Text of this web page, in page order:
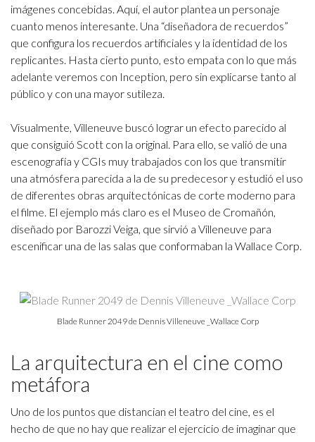
imágenes concebidas. Aquí, el autor plantea un personaje
cuanto menos interesante. Una “diseñadora de recuerdos”
que configura los recuerdos artificiales y la identidad de los
replicantes. Hasta cierto punto, esto empata con lo que más
adelante veremos con Inception, pero sin explicarse tanto al
público y con una mayor sutileza.
Visualmente, Villeneuve buscó lograr un efecto parecido al
que consiguió Scott con la original. Para ello, se valió de una
escenografía y CGIs muy trabajados con los que transmitir
una atmósfera parecida a la de su predecesor y estudió el uso
de diferentes obras arquitectónicas de corte moderno para
el filme. El ejemplo más claro es el Museo de Cromañón,
diseñado por Barozzi Veiga, que sirvió a Villeneuve para
escenificar una de las salas que conformaban la Wallace Corp.
Blade Runner 2049 de Dennis Villeneuve _Wallace Corp
La arquitectura en el cine como
metáfora
Uno de los puntos que distancian el teatro del cine, es el
hecho de que no hay que realizar el ejercicio de imaginar que